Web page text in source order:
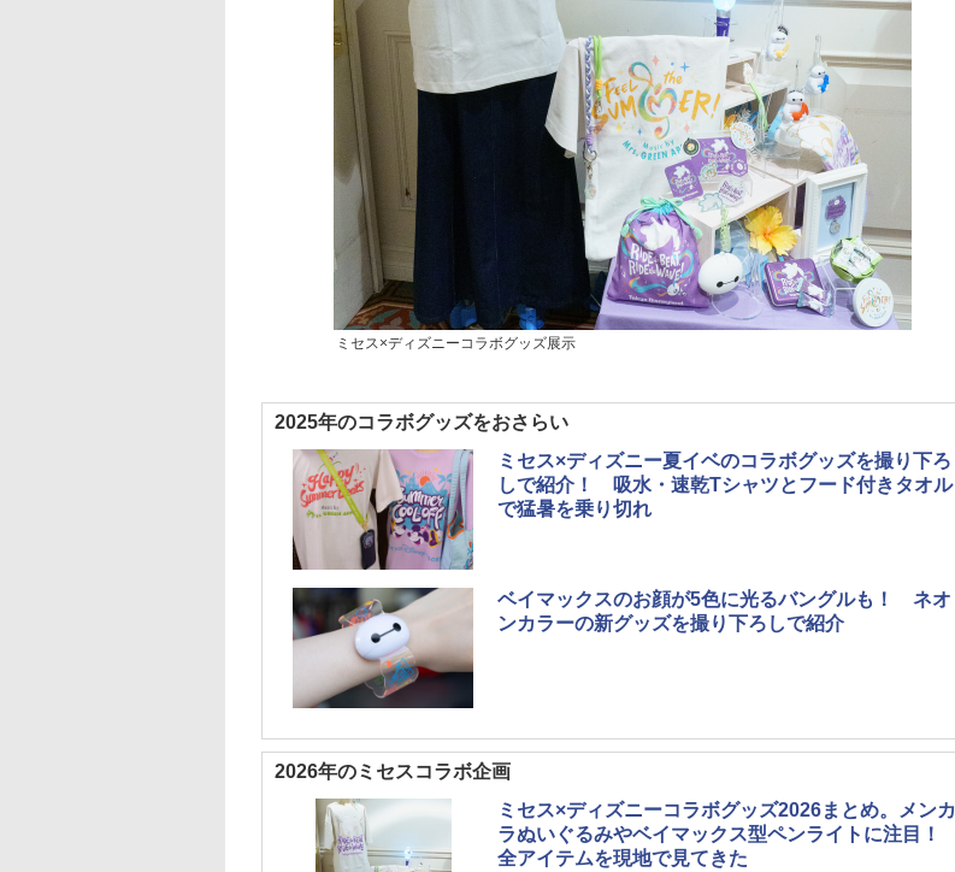
ミセス×ディズニーコラボグッズ展示
2025年のコラボグッズをおさらい
ミセス×ディズニー夏イベのコラボグッズを撮り下ろ
しで紹介！ 吸水・速乾Tシャツとフード付きタオル
で猛暑を乗り切れ
ベイマックスのお顔が5色に光るバングルも！ ネオ
ンカラーの新グッズを撮り下ろしで紹介
2026年のミセスコラボ企画
ミセス×ディズニーコラボグッズ2026まとめ。メンカ
ラぬいぐるみやベイマックス型ペンライトに注目！
全アイテムを現地で見てきた